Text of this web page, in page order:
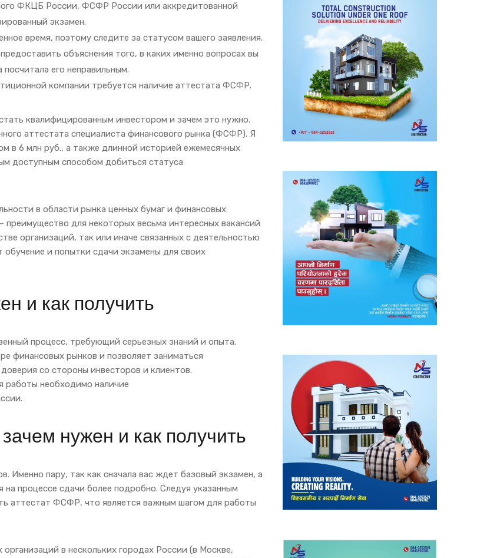
ФКЦБ России, ФСФР России или аккредитованной
экзамен.
время, поэтому следите за статусом вашего заявления.
объяснения того, в каких именно вопросах вы
его неправильным.
компании требуется наличие аттестата ФСФР.
квалифицированным инвестором и зачем это нужно.
аттестата специалиста финансового рынка (ФСФР). Я
в 6 млн руб., а также длинной историей ежемесячных
доступным способом добиться статуса
в области рынка ценных бумаг и финансовых
преимущество для некоторых весьма интересных вакансий
организаций, так или иначе связанных с деятельностью
и попытки сдачи экзамены для своих
и как получить
процесс, требующий серьезных знаний и опыта.
финансовых рынков и позволяет заниматься
со стороны инвесторов и клиентов.
работы необходимо наличие
нужен и как получить
Именно пару, так как сначала вас ждет базовый экзамен, а
процессе сдачи более подробно. Следуя указанным
аттестат ФСФР, что является важным шагом для работы
в нескольких городах России (в Москве,